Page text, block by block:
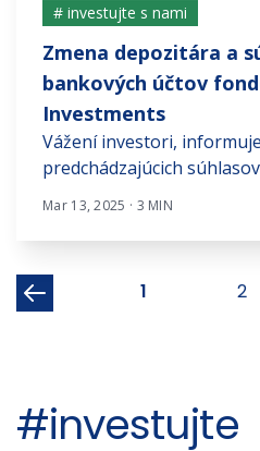
# investujte s nami
Zmena depozitára a
bankových účtov
Investments
Vážení investori,
predchádzajúcich
Mar 13, 2025 · 3 MIN
1 2
#investujte